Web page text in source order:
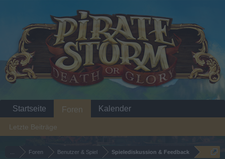
Foren Benutzer & Spiel Spielediskussion & Feedback
Startseite Foren
Letzte Beiträge
Kalender